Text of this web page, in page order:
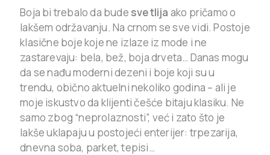
Boja bi trebalo da bude svetlija ako pričamo o
lakšem održavanju. Na crnom se sve vidi. Postoje
klasične boje koje ne izlaze iz mode i ne
zastarevaju: bela, bež, boja drveta… Danas mogu
da se nađu moderni dezeni i boje koji su u
trendu, obično aktuelni nekoliko godina – ali je
moje iskustvo da klijenti češće bitaju klasiku. Ne
samo zbog “neprolaznosti”, već i zato što je
lakše uklapaju u postojeći enterijer: trpezarija,
dnevna soba, parket, tepisi…